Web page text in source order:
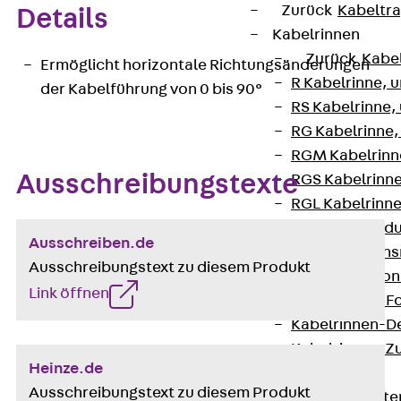
Zurück
Kabelrinnen
Zurück
R Kabelrinne,
RS
RG
RGM
RGS
RGL
RI
RIS
Kabelrinnen-
Kabelrinnen-
Kabelrinnen-
Zurück
Details
Ermöglicht horizontale Richtungsänderungen
der Kabelführung von 0 bis 90°
Ausschreibungstexte
Ausschreiben.de
Ausschreibungstext zu diesem Produkt
Link öffnen
Heinze.de
Ausschreibungstext zu diesem Produkt